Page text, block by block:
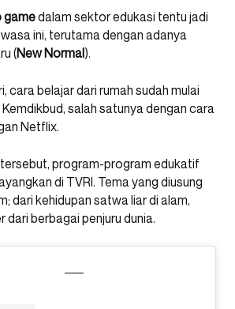
gamedalam sektor edukasi tentu jadi
ini, terutama dengan adanya
(New Normal).
cara belajar dari rumah sudah mulai
salah satunya dengan cara
Netflix.
program-program edukatif
di TVRI. Tema yang diusung
dari kehidupan satwa liar di alam,
dari berbagai penjuru dunia.